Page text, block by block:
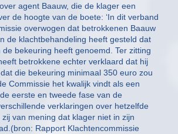
agent Baauw, die de klager een
de hoogte van de boete: ‘In dit verband
overwogen dat betrokkenen Baauw
de klachtbehandeling heeft gesteld dat
bekeuring heeft genoemd. Ter zitting
betrokkene echter verklaard dat hij
die bekeuring minimaal 350 euro zou
Commissie het kwalijk vindt als een
eerste en tweede fase van de
verklaringen over hetzelfde
van mening dat klager niet in zijn
Rapport Klachtencommissie